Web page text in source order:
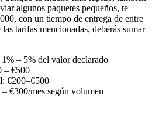
algunos paquetes pequeños, te
con un tiempo de entrega de entre
tarifas mencionadas, deberás sumar
1% – 5% del valor declarado
– €500
: €200–€500
– €300/mes según volumen